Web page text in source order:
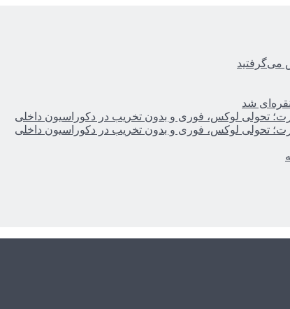
می‌گرفتید
شد
تحولی لوکس، فوری و بدون تخریب در دکوراسیون داخلی
تحولی لوکس، فوری و بدون تخریب در دکوراسیون داخلی